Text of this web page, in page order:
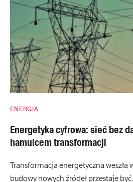
ENERGIA
Energetyka cyfrowa: sieć bez
hamulcem transformacji
Transformacja energetyczna
budowy nowych źródeł przestaje